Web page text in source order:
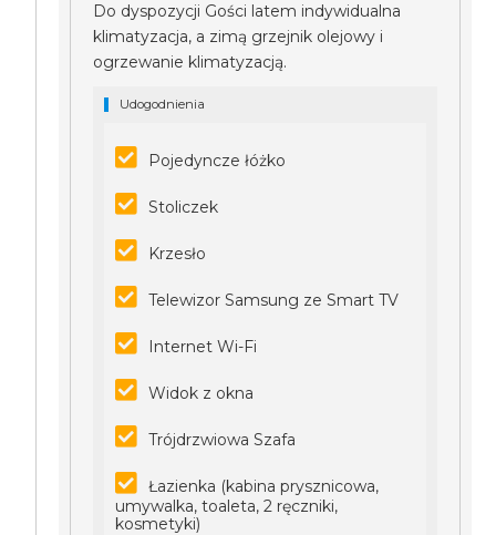
Do dyspozycji Gości latem indywidualna
klimatyzacja, a zimą grzejnik olejowy i
ogrzewanie klimatyzacją.
Udogodnienia
Pojedyncze łóżko
Stoliczek
Krzesło
Telewizor Samsung ze Smart TV
Internet Wi-Fi
Widok z okna
Trójdrzwiowa Szafa
Łazienka (kabina prysznicowa,
umywalka, toaleta, 2 ręczniki,
kosmetyki)